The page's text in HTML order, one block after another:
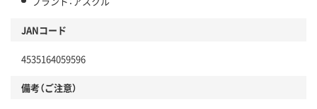
JANコード
4535164059596
備考（ご注意）